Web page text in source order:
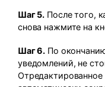
Шаг 5. После того,
снова нажмите на
Шаг 6. По
уведомлений, не
Отредактированное